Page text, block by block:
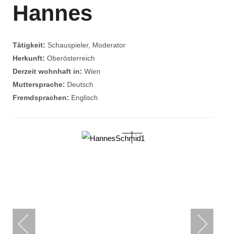
Hannes
Tätigkeit: Schauspieler, Moderator
Herkunft: Oberösterreich
Derzeit wohnhaft in: Wien
Muttersprache: Deutsch
Fremdsprachen: Englisch